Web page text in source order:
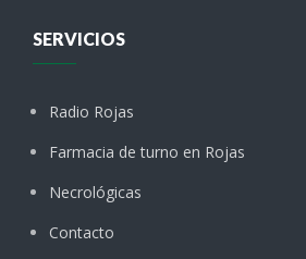
SERVICIOS
Radio Rojas
Farmacia de turno en Rojas
Necrológicas
Contacto